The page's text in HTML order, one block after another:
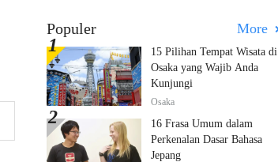
Populer More
15 Pilihan Tempat Wisata di
Osaka yang Wajib Anda
Kunjungi
Osaka
16 Frasa Umum dalam
Perkenalan Dasar Bahasa
Jepang